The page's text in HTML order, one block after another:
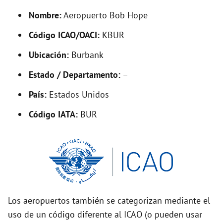
V
o
Nombre:Aeropuerto Bob Hope
Código ICAO/OACI: KBUR
Ubicación: Burbank
Estado / Departamento: –
País: Estados Unidos
Código IATA: BUR
Los aeropuertos también se categorizan mediante el
uso de un código diferente al ICAO (o pueden usar